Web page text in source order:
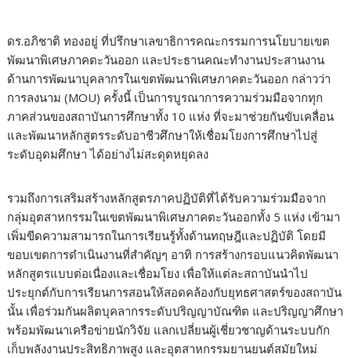
ดร.อภิชาติ ทองอยู่ ที่ปรึกษาเลขาธิการคณะกรรมการนโยบายเขต
พัฒนาพิเศษภาคตะวันออก และประธานคณะทำงานประสานงาน
ด้านการพัฒนาบุคลากรในเขตพัฒนาพิเศษภาคตะวันออก กล่าวว่า
การลงนาม (MOU) ครั้งนี้ เป็นการบูรณาการความร่วมมือจากทุก
ภาคส่วนของสถาบันการศึกษาทั้ง 10 แห่ง ที่จะมาช่วยกันขับเคลื่อน
และพัฒนาหลักสูตรระดับอาชีวศึกษาให้เชื่อมโยงการศึกษาไปสู่
ระดับอุดมศึกษา ได้อย่างไม่สะดุดหยุดลง
รวมถึงการเสริมสร้างหลักสูตรภาคปฏิบัติที่ได้รับความร่วมมือจาก
กลุ่มอุตสาหกรรมในเขตพัฒนาพิเศษภาคตะวันออกทั้ง 5 แห่ง เข้ามา
เพิ่มขีดความสามารถในการเรียนรู้ทั้งด้านทฤษฎีและปฏิบัติ โดยมี
ขอบเขตการดำเนินงานที่สำคัญๆ อาทิ การสร้างกรอบแนวคิดพัฒนา
หลักสูตรแบบต่อเนื่องและเชื่อมโยง เพื่อให้แต่ละสถาบันนำไป
ประยุกต์กับการเรียนการสอนให้สอดคล้องกับยุทธศาสตร์ของสถาบัน
นั้น เพื่อร่วมกันผลิตบุคลากรระดับปริญญาบัณฑิต และปริญญาศึกษา
พร้อมพัฒนาเครือข่ายนักวิจัย แลกเปลี่ยนผู้เชี่ยวชาญด้านระบบกัก
เก็บพลังงานประสิทธิภาพสูง และอุตสาหกรรมยานยนต์สมัยใหม่